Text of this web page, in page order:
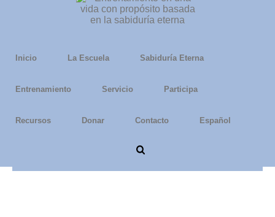
Inicio La Escuela Sabiduría Eterna
Entrenamiento Servicio Participa
Recursos Donar Contacto Español
Mantras y Afirmaciones